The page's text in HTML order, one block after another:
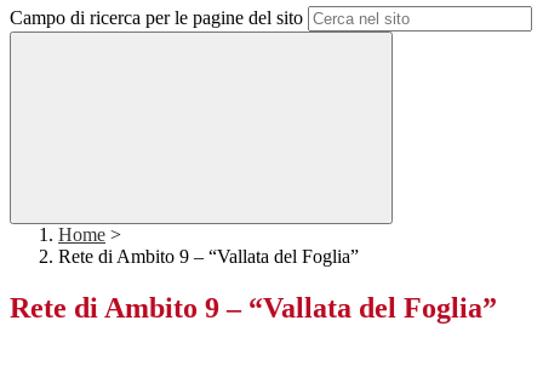
Campo di ricerca per le pagine del sito
Home >
Rete di Ambito 9 – “Vallata del Foglia”
Rete di Ambito 9 – “Vallata del Foglia”